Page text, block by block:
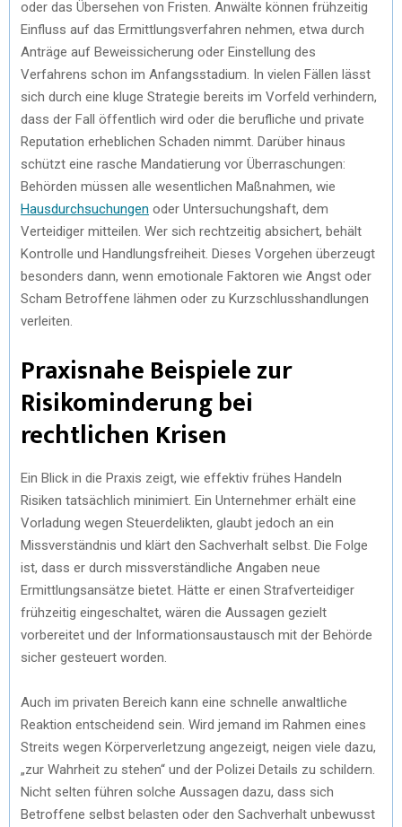
oder das Übersehen von Fristen. Anwälte können frühzeitig
Einfluss auf das Ermittlungsverfahren nehmen, etwa durch
Anträge auf Beweissicherung oder Einstellung des
Verfahrens schon im Anfangsstadium. In vielen Fällen lässt
sich durch eine kluge Strategie bereits im Vorfeld verhindern,
dass der Fall öffentlich wird oder die berufliche und private
Reputation erheblichen Schaden nimmt. Darüber hinaus
schützt eine rasche Mandatierung vor Überraschungen:
Behörden müssen alle wesentlichen Maßnahmen, wie
Hausdurchsuchungen oder Untersuchungshaft, dem
Verteidiger mitteilen. Wer sich rechtzeitig absichert, behält
Kontrolle und Handlungsfreiheit. Dieses Vorgehen überzeugt
besonders dann, wenn emotionale Faktoren wie Angst oder
Scham Betroffene lähmen oder zu Kurzschlusshandlungen
verleiten.
Praxisnahe Beispiele zur
Risikominderung bei
rechtlichen Krisen
Ein Blick in die Praxis zeigt, wie effektiv frühes Handeln
Risiken tatsächlich minimiert. Ein Unternehmer erhält eine
Vorladung wegen Steuerdelikten, glaubt jedoch an ein
Missverständnis und klärt den Sachverhalt selbst. Die Folge
ist, dass er durch missverständliche Angaben neue
Ermittlungsansätze bietet. Hätte er einen Strafverteidiger
frühzeitig eingeschaltet, wären die Aussagen gezielt
vorbereitet und der Informationsaustausch mit der Behörde
sicher gesteuert worden.
Auch im privaten Bereich kann eine schnelle anwaltliche
Reaktion entscheidend sein. Wird jemand im Rahmen eines
Streits wegen Körperverletzung angezeigt, neigen viele dazu,
„zur Wahrheit zu stehen“ und der Polizei Details zu schildern.
Nicht selten führen solche Aussagen dazu, dass sich
Betroffene selbst belasten oder den Sachverhalt unbewusst